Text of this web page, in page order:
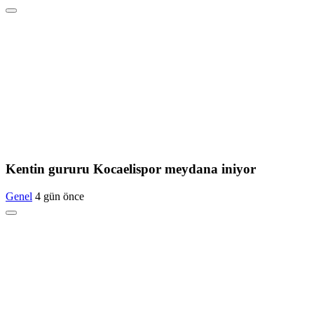
Kentin gururu Kocaelispor meydana iniyor
Genel 4 gün önce